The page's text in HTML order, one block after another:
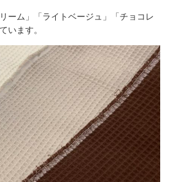
ーム」「ライトベージュ」「チョコレ
います。